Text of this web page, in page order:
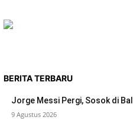
BERITA TERBARU
Jorge Messi Pergi, Sosok di
9 Agustus 2026